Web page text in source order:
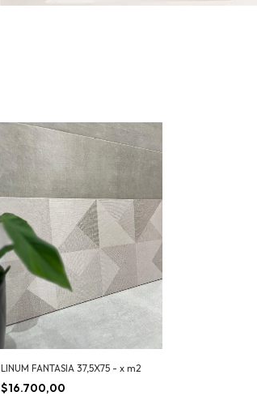
LINUM FANTASIA 37,5X75 - x m2
$16.700,00